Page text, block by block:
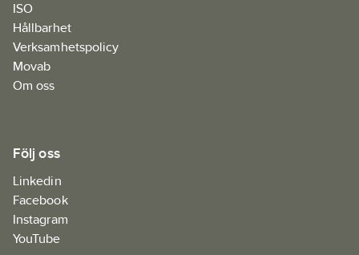
ISO
Hållbarhet
Verksamhetspolicy
Movab
Om oss
Följ oss
Linkedin
Facebook
Instagram
YouTube